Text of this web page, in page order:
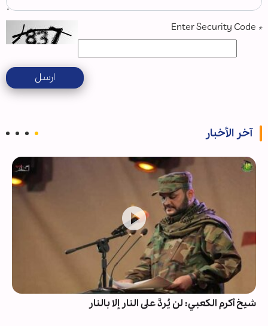
*
ارسل
آخر الأخبار
شيخ أکرم الکعبي: لن يُردَّ على النار إلا بالنار